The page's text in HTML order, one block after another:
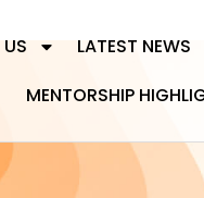
LATEST NEWS
MENTORSHIP